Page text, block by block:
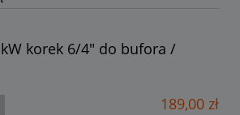
kW korek 6/4" do bufora /
189,00 zł